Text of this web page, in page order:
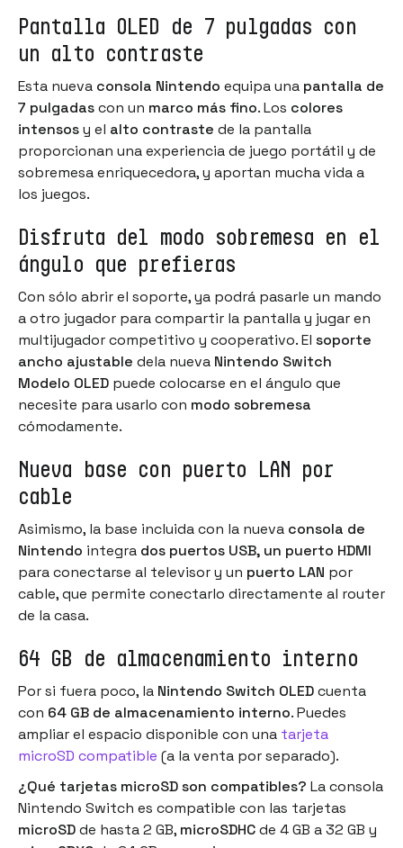
Pantalla OLED de 7 pulgadas con
un alto contraste
Esta nueva consola Nintendo equipa una pantalla de
7 pulgadascon un marco más fino. Los colores
intensosy el alto contraste de la pantalla
proporcionan una experiencia de juego portátil y de
sobremesa enriquecedora, y aportan mucha vida a
los juegos.
Disfruta del modo sobremesa en el
ángulo que prefieras
Con sólo abrir el soporte, ya podrá pasarle un mando
a otro jugador para compartir la pantalla y jugar en
multijugador competitivo y cooperativo. El soporte
ancho ajustable dela nueva Nintendo Switch
Modelo OLED puede colocarse en el ángulo que
necesite para usarlo con modo sobremesa
cómodamente.
Nueva base con puerto LAN por
cable
Asimismo, la base incluida con la nueva consola de
Nintendo integra dos puertos USB, un puerto HDMI
para conectarse al televisor y un puerto LAN por
cable, que permite conectarlo directamente al router
de la casa.
64 GB de almacenamiento interno
Por si fuera poco, la Nintendo Switch OLEDcuenta
con 64 GB de almacenamiento interno. Puedes
ampliar el espacio disponible con una tarjeta
microSD compatible (a la venta por separado).
¿Qué tarjetas microSD son compatibles? La consola
Nintendo Switch es compatible con las tarjetas
microSDde hasta 2 GB, microSDHCde 4 GB a 32 GB y